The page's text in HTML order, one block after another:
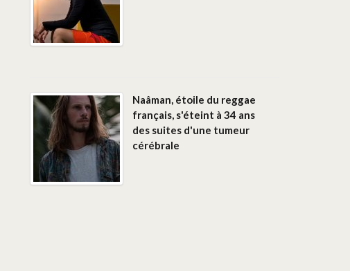
Naâman, étoile du reggae
français, s'éteint à 34 ans
des suites d'une tumeur
cérébrale